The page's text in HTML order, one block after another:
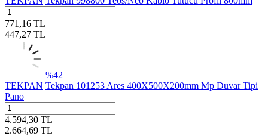
771,16 TL
447,27 TL
%42
TEKPAN Tekpan 101253 Ares 400X500X200mm Mp Duvar Tipi
Pano
4.594,30 TL
2.664,69 TL